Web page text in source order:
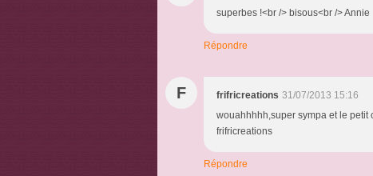
superbes !<br /> bisous<br /> Annie
Répondre
F frifricreations 31/07/2013 15:16
wouahhhhh,super sympa et le
frifricreations
Répondre